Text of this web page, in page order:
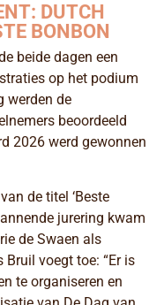
DUTCH
BONBON
beide dagen een
op het podium
werden de
beoordeeld
2026 werd gewonnen
de titel ‘Beste
jurering kwam
de Swaen als
voegt toe: “Er is
te organiseren en